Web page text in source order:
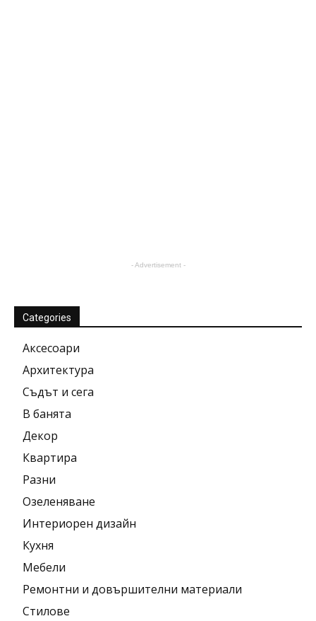
- Advertisement -
Categories
Аксесоари
Архитектура
Съдът и сега
В банята
Декор
Квартира
Разни
Озеленяване
Интериорен дизайн
Кухня
Мебели
Ремонтни и довършителни материали
Стилове